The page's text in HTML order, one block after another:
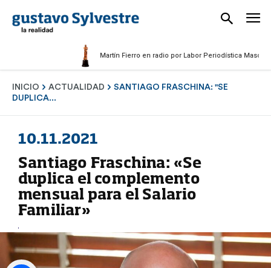
Martín Fierro en radio por Labor Periodística Masculina
INICIO ACTUALIDAD
SANTIAGO FRASCHINA: "SE
DUPLICA...
10.11.2021
Santiago Fraschina: «Se
duplica el complemento
mensual para el Salario
Familiar»